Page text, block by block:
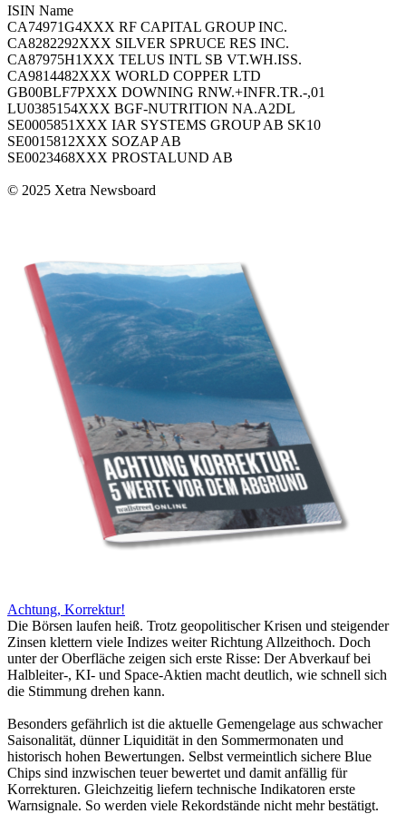
ISIN Name
CA74971G4XXX RF CAPITAL GROUP INC.
CA8282292XXX SILVER SPRUCE RES INC.
CA87975H1XXX TELUS INTL SB VT.WH.ISS.
CA9814482XXX WORLD COPPER LTD
GB00BLF7PXXX DOWNING RNW.+INFR.TR.-,01
LU0385154XXX BGF-NUTRITION NA.A2DL
SE0005851XXX IAR SYSTEMS GROUP AB SK10
SE0015812XXX SOZAP AB
SE0023468XXX PROSTALUND AB
© 2025 Xetra Newsboard
Achtung, Korrektur!
Die Börsen laufen heiß. Trotz geopolitischer Krisen und steigender
Zinsen klettern viele Indizes weiter Richtung Allzeithoch. Doch
unter der Oberfläche zeigen sich erste Risse: Der Abverkauf bei
Halbleiter-, KI- und Space-Aktien macht deutlich, wie schnell sich
die Stimmung drehen kann.
Besonders gefährlich ist die aktuelle Gemengelage aus schwacher
Saisonalität, dünner Liquidität in den Sommermonaten und
historisch hohen Bewertungen. Selbst vermeintlich sichere Blue
Chips sind inzwischen teuer bewertet und damit anfällig für
Korrekturen. Gleichzeitig liefern technische Indikatoren erste
Warnsignale. So werden viele Rekordstände nicht mehr bestätigt.